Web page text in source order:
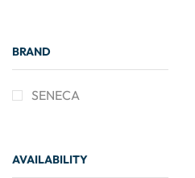
BRAND
SENECA
AVAILABILITY